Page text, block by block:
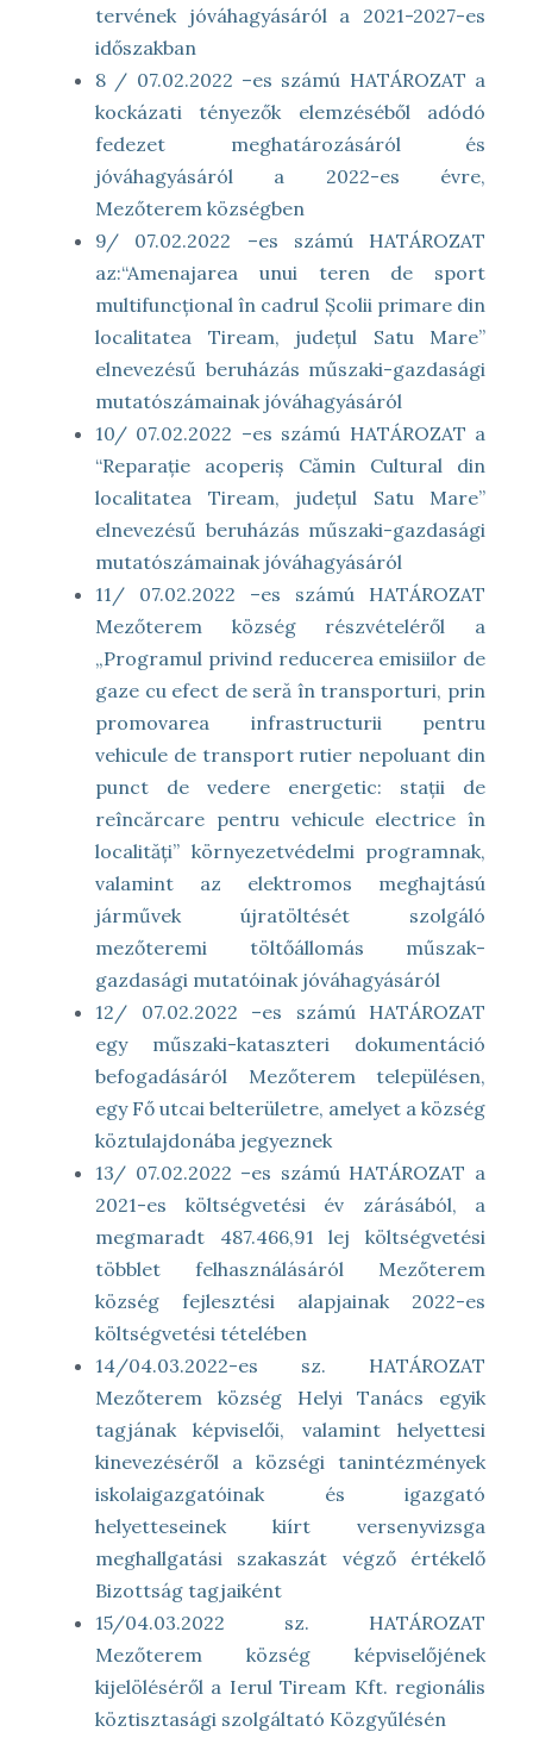
tervének jóváhagyásáról a 2021-2027-es
időszakban
8 / 07.02.2022 –es számú HATÁROZAT a
kockázati tényezők elemzéséből adódó
fedezet meghatározásáról és
jóváhagyásáról a 2022-es évre,
Mezőterem községben
9/ 07.02.2022 –es számú HATÁROZAT
az:“Amenajarea unui teren de sport
multifuncțional în cadrul Școlii primare din
localitatea Tiream, județul Satu Mare”
elnevezésű beruházás műszaki-gazdasági
mutatószámainak jóváhagyásáról
10/ 07.02.2022 –es számú HATÁROZAT a
“Reparație acoperiș Cămin Cultural din
localitatea Tiream, județul Satu Mare”
elnevezésű beruházás műszaki-gazdasági
mutatószámainak jóváhagyásáról
11/ 07.02.2022 –es számú HATÁROZAT
Mezőterem község részvételéről a
„Programul privind reducerea emisiilor de
gaze cu efect de seră în transporturi, prin
promovarea infrastructurii pentru
vehicule de transport rutier nepoluant din
punct de vedere energetic: stații de
reîncărcare pentru vehicule electrice în
localități” környezetvédelmi programnak,
valamint az elektromos meghajtású
járművek újratöltését szolgáló
mezőteremi töltőállomás műszak-
gazdasági mutatóinak jóváhagyásáról
12/ 07.02.2022 –es számú HATÁROZAT
egy műszaki-kataszteri dokumentáció
befogadásáról Mezőterem településen,
egy Fő utcai belterületre, amelyet a község
köztulajdonába jegyeznek
13/ 07.02.2022 –es számú HATÁROZAT a
2021-es költségvetési év zárásából, a
megmaradt 487.466,91 lej költségvetési
többlet felhasználásáról Mezőterem
község fejlesztési alapjainak 2022-es
költségvetési tételében
14/04.03.2022-es sz. HATÁROZAT
Mezőterem község Helyi Tanács egyik
tagjának képviselői, valamint helyettesi
kinevezéséről a községi tanintézmények
iskolaigazgatóinak és igazgató
helyetteseinek kiírt versenyvizsga
meghallgatási szakaszát végző értékelő
Bizottság tagjaiként
15/04.03.2022 sz. HATÁROZAT
Mezőterem község képviselőjének
kijelöléséről a Ierul Tiream Kft. regionális
köztisztasági szolgáltató Közgyűlésén